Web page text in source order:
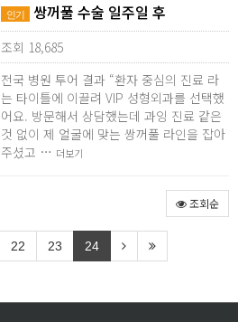
인기 쌍꺼풀 수술 일주일 후
조회 18,685
전국 병원 투어 결과 “환자 중심의 진료 라
는 타이틀에 이끌려 VIP 성형외과를 선택했
어요. 방문해서 상담했는데 과잉 진료 같은
것 없이 제 얼굴에 맞는 쌍꺼풀 라인을 잡아
주셨고 … 더보기
조회순
22 23 24